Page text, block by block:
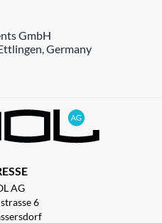
GmbH
Germany
AG
6